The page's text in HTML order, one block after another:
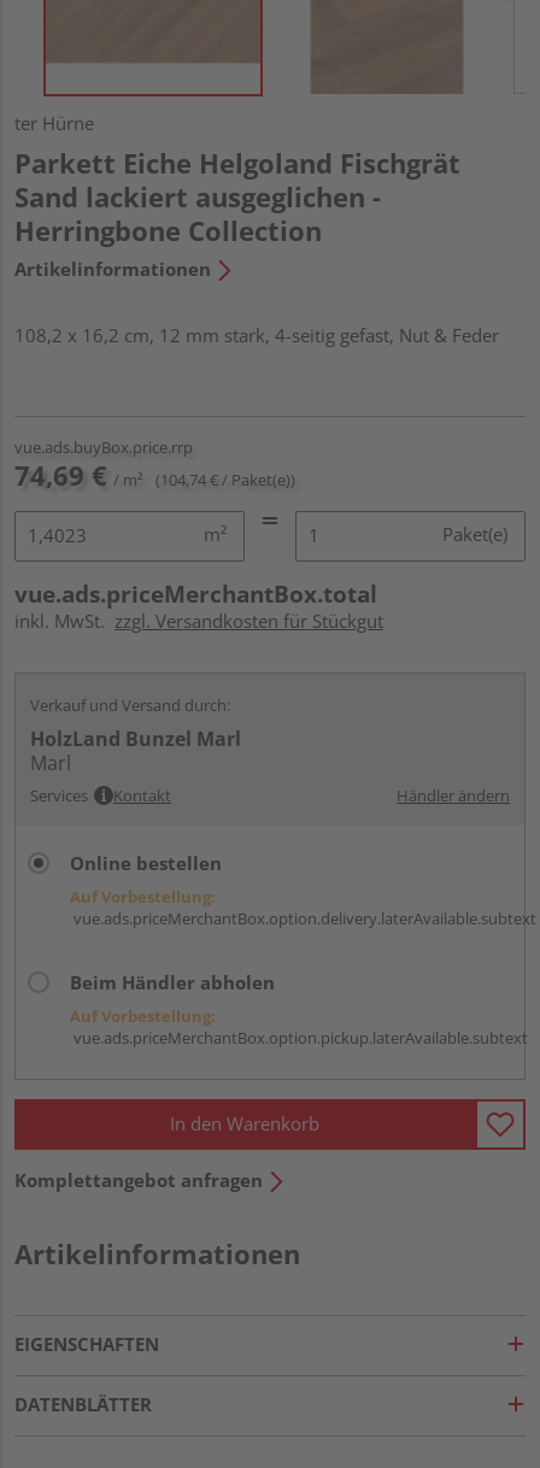
ter Hürne
Parkett Eiche Helgoland Fischgrät
Sand lackiert ausgeglichen -
Herringbone Collection
Artikelinformationen
108,2 x 16,2 cm, 12 mm stark, 4-seitig gefast, Nut & Feder
vue.ads.buyBox.price.rrp
74,69 € / m² (104,74 € / Paket(e))
m² Paket(e)
vue.ads.priceMerchantBox.total
inkl. MwSt. zzgl. Versandkosten für Stückgut
Verkauf und Versand durch:
HolzLand Bunzel Marl
Marl
Services Kontakt Händler ändern
Online bestellen
Auf Vorbestellung:
vue.ads.priceMerchantBox.option.delivery.laterAvailable.subtext
Beim Händler abholen
Auf Vorbestellung:
vue.ads.priceMerchantBox.option.pickup.laterAvailable.subtext
In den Warenkorb
Komplettangebot anfragen
Artikelinformationen
EIGENSCHAFTEN
DATENBLÄTTER